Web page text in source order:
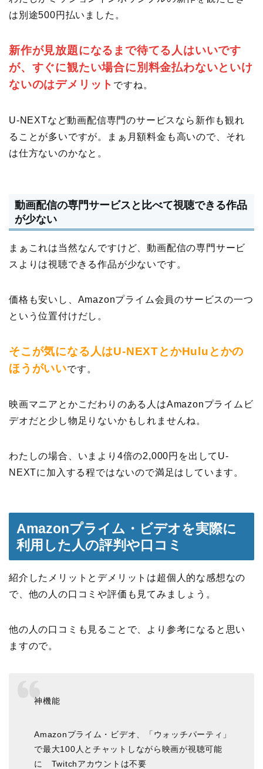
は別途500円払いました。
新作が見放題になるまで待てる人はいいです
が、すぐに観たい場合に別料金払わないといけ
ないのはデメリット ですね。
U-NEXTなど動画配信専門のサービスなら新作も観れ
ることが多いですが。まぁ月額料金も高いので、それ
は仕方ないのかなと。
動画配信の専門サービスと比べて視聴できる作品
が少ない
まぁこれは当然なんですけど、動画配信の専門サービ
スよりは視聴できる作品が少ないです。
価格も安いし、Amazonプライム会員のサービスの一つ
という位置付けだし。
そこが気になる人はU-NEXTとかHuluとかの
ほうがいいです。
映画マニアとかこだわりのある人はAmazonプライムビ
デオだと少し物足りないかもしれませんね。
わたしの場合、いまより4倍の2,000円を出してU-
NEXTに加入する程ではないので満足はしています。
Amazonプライム・ビデオを実際に
利用した人の評判や口コミ
紹介したメリットとデメリットは超個人的な感想なの
で、他の人の口コミや評価も見てみましょう。
他の人の口コミも見ることで、より参考になると思い
ますので。
神機能
Amazonプライム・ビデオ、「ウォッチパーティ」
で最大100人とチャットしながら映画が視聴可能
に Twitchアカウントは不要